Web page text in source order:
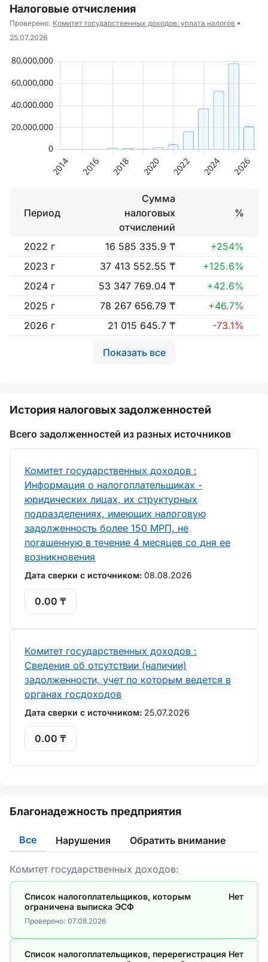
Налоговые отчисления
Проверено: Комитет государственных доходов: уплата налогов
25.07.2026
Период
Сумма
налоговых
отчислений
%
2022 г 16 585 335.9 ₸
+254%
2023 г
37 413 552.55 ₸
+125.6%
2024 г
53 347 769.04 ₸
+42.6%
2025 г
78 267 656.79 ₸
+46.7%
2026 г
21 015 645.7 ₸ -73.1%
Показать все
История налоговых задолженностей
Всего задолженностей из разных источников
Комитет государственных доходов :
Информация о налогоплательщиках -
юридических лицах, их структурных
подразделениях, имеющих налоговую
задолженность более 150 МРП, не
погашенную в течение 4 месяцев со дня ее
возникновения
Дата сверки с источником: 08.08.2026
0.00 ₸
Комитет государственных доходов :
Сведения об отсутствии (наличии)
задолженности, учет по которым ведется в
органах госдоходов
Дата сверки с источником: 25.07.2026
0.00 ₸
Благонадежность предприятия
Все Нарушения Обратить внимание
Комитет государственных доходов:
Список налогоплательщиков, которым
ограничена выписка ЭСФ
Нет
Проверено: 07.08.2026
Список налогоплательщиков, перерегистрация Нет